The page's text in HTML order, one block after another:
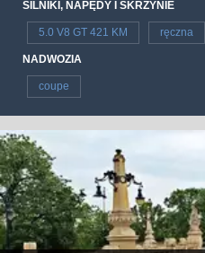
SILNIKI, NAPĘDY I SKRZYNIE
5.0 V8 GT 421 KM ręczna
NADWOZIA
coupe